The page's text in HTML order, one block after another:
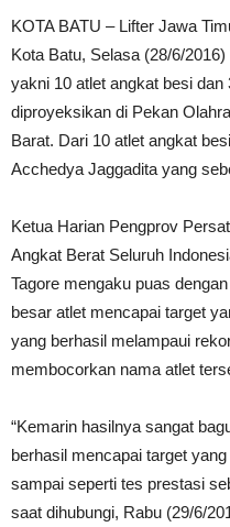
KOTA BATU – Lifter Jawa
Kota Batu, Selasa (28/6/
yakni 10 atlet angkat besi
diproyeksikan di Pekan
Barat. Dari 10 atlet angkat
Acchedya Jaggadita yang
Ketua Harian Pengprov
Angkat Berat Seluruh
Tagore mengaku puas
besar atlet mencapai target
yang berhasil melampaui
membocorkan nama atlet
“Kemarin hasilnya sangat
berhasil mencapai target
sampai seperti tes prestasi
saat dihubungi, Rabu (29/6/